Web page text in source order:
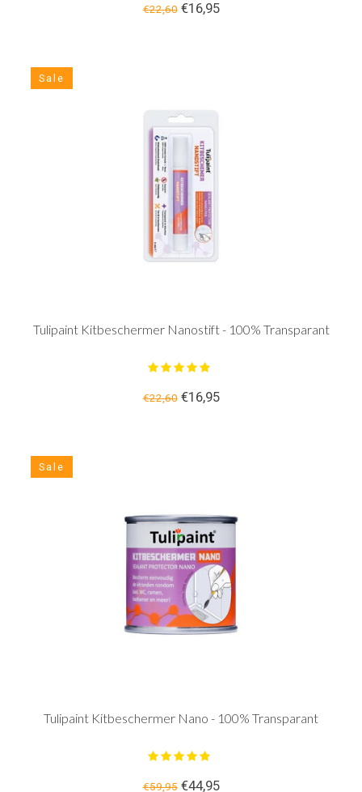
€22,60€16,95
Sale
Tulipaint Kitbeschermer Nanostift - 100% Transparant
€22,60€16,95
Sale
Tulipaint Kitbeschermer Nano - 100% Transparant
€59,95€44,95